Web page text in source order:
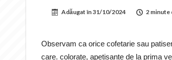
Adăugat în31/10/2024 2 minute
Observam ca orice cofetarie sau
care. colorate, apetisante de la prima